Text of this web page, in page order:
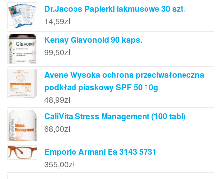
Dr.Jacobs Papierki lakmusowe 30 szt.
14,59zł
Kenay Glavonoid 90 kaps.
99,50zł
Avene Wysoka ochrona przeciwsłoneczna
podkład piaskowy SPF 50 10g
48,99zł
CaliVita Stress Management (100 tabl)
68,00zł
Emporio Armani Ea 3143 5731
355,00zł